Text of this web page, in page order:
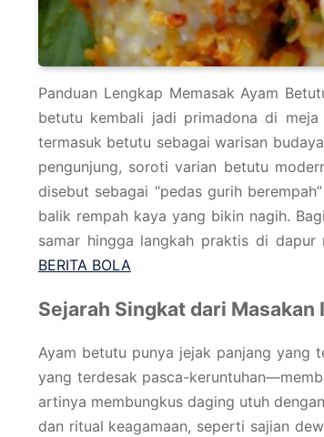
Panduan Lengkap Memasak Ayam
betutu kembali jadi primadona di
termasuk betutu sebagai warisan
pengunjung, soroti varian betutu
disebut sebagai “pedas gurih
balik rempah kaya yang bikin nagih.
samar hingga langkah praktis di
BERITA BOLA
Sejarah Singkat dari Masakan
Ayam betutu punya jejak panjang yang
yang terdesak pasca-
artinya membungkus daging utuh
dan ritual keagamaan, seperti sajian